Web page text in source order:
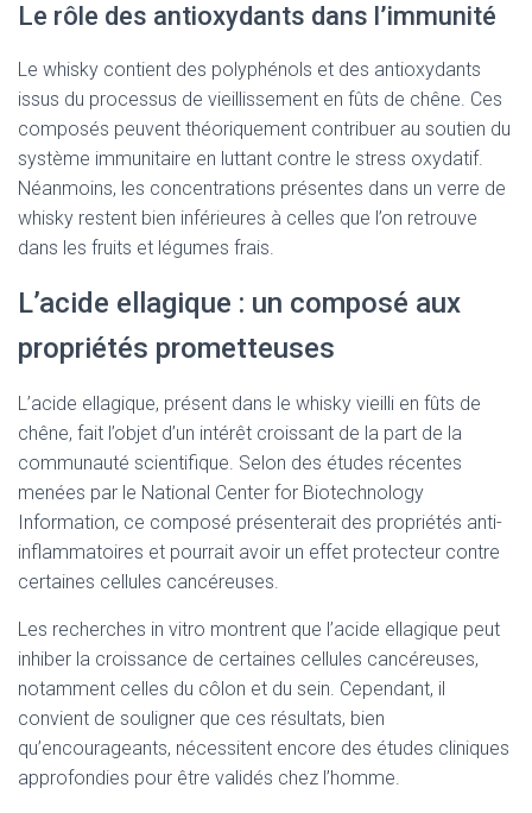
Le rôle des antioxydants dans l’immunité
Le whisky contient des polyphénols et des antioxydants
issus du processus de vieillissement en fûts de chêne. Ces
composés peuvent théoriquement contribuer au soutien du
système immunitaire en luttant contre le stress oxydatif.
Néanmoins, les concentrations présentes dans un verre de
whisky restent bien inférieures à celles que l’on retrouve
dans les fruits et légumes frais.
L’acide ellagique : un composé aux
propriétés prometteuses
L’acide ellagique, présent dans le whisky vieilli en fûts de
chêne, fait l’objet d’un intérêt croissant de la part de la
communauté scientifique. Selon des études récentes
menées par le National Center for Biotechnology
Information, ce composé présenterait des propriétés anti-
inflammatoires et pourrait avoir un effet protecteur contre
certaines cellules cancéreuses.
Les recherches in vitro montrent que l’acide ellagique peut
inhiber la croissance de certaines cellules cancéreuses,
notamment celles du côlon et du sein. Cependant, il
convient de souligner que ces résultats, bien
qu’encourageants, nécessitent encore des études cliniques
approfondies pour être validés chez l’homme.